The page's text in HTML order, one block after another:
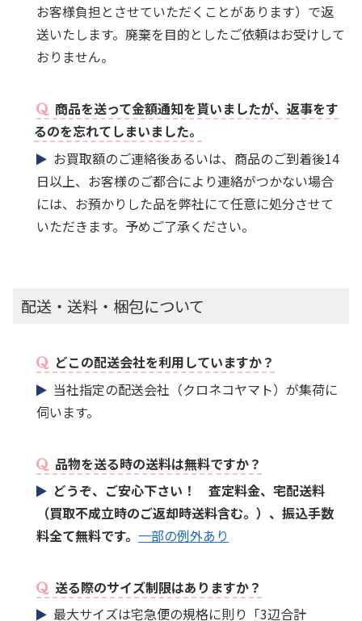
お客様負担とさせていただくことがあります）で返
送いたします。廃棄を目的としたご依頼はお受けして
おりません。
商品を送って金額通知を貰いましたが、返事をす
るのを忘れてしまいました。
お買取額のご連絡後あるいは、商品のご到着後14
日以上、お客様のご都合により連絡がつかない場合
には、お預かりした品を弊社にて任意に処分させて
いただきます。予めご了承ください。
配送・送料・梱包について
どこの配送会社を利用していますか？
当社指定の配送会社（クロネコヤマト）が集荷に
伺います。
品物を送る時の送料は無料ですか？
どうぞ、ご安心下さい！ 査定料金、宅配送料
（買取不成立時のご返却時送料含む。）、振込手数
料全て無料です。 一部の例外あり
送る際のサイズ制限はありますか？
最大サイズは宅急便の規格に則り「3辺合計